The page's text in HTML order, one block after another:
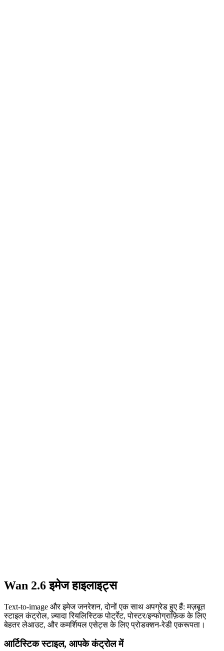
Wan 2.6 इमेज हाइलाइट्स
Text-to-image और इमेज जनरेशन, दोनों एक साथ अपग्रेड हुए हैं: मज़बूत
स्टाइल कंट्रोल, ज़्यादा रियलिस्टिक पोर्ट्रेट, पोस्टर/इन्फोग्राफ़िक के लिए
बेहतर लेआउट, और कमर्शियल एसेट्स के लिए प्रोडक्शन-रेडी एकरूपता।
आर्टिस्टिक स्टाइल, आपके कंट्रोल में